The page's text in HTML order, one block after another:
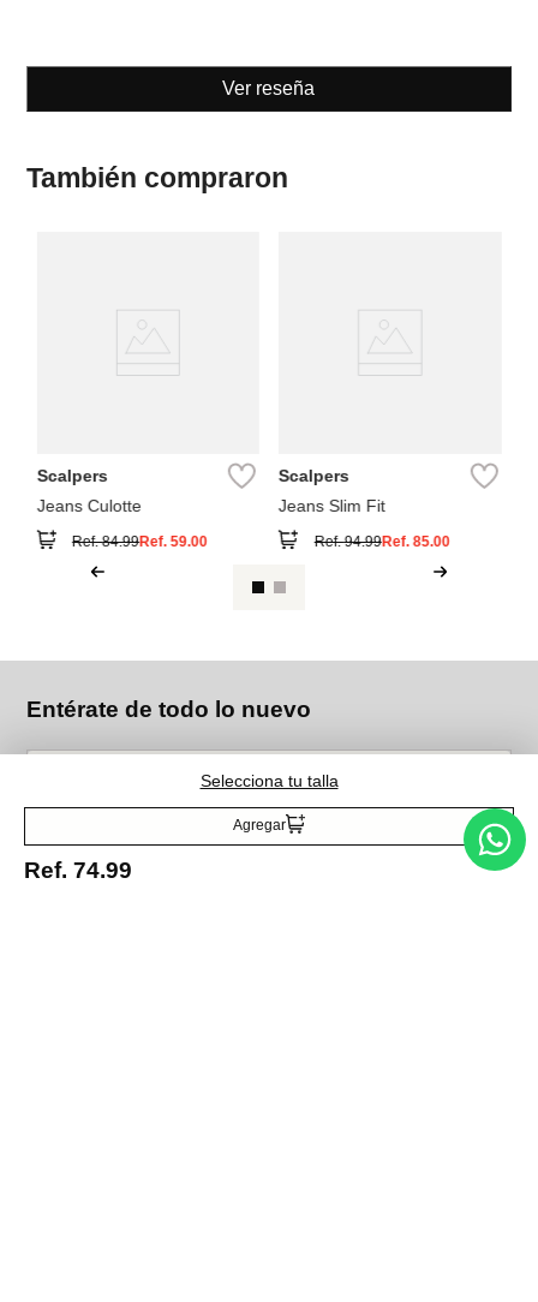
Selecciona tu talla
Agregar
Ref. 74.99
Ver reseña
También compraron
Scalpers
Jeans Culotte
Ref.84.99Ref.59.00
Scalpers
Jeans Slim Fit
Ref.94.99Ref.85.00
Entérate de todo lo nuevo
Acepto la política de tratamiento de datos personales Suscribirse